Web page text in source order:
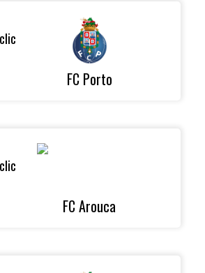
FC Porto
FC Arouca